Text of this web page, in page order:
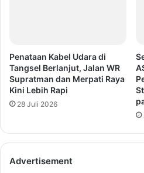
Penataan Kabel Udara di
Tangsel Berlanjut, Jalan WR
Supratman dan Merpati Raya
Kini Lebih Rapi
28 Juli 2026
Advertisement